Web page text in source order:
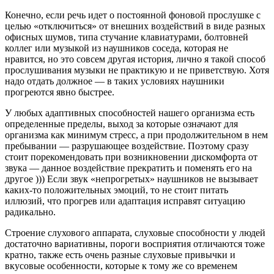
Конечно, если речь идет о постоянной фоновой прослушке с
целью «отключиться» от внешних воздействий в виде разных
офисных шумов, типа стучание клавиатурами, болтовней
коллег или музыкой из наушников соседа, которая не
нравится, но это совсем другая история, лично я такой способ
прослушивания музыки не практикую и не приветствую. Хотя
надо отдать должное — в таких условиях наушники
прогреются явно быстрее.
У любых адаптивных способностей нашего организма есть
определенные пределы, выход за которые означают для
организма как минимум стресс, а при продолжительном в нем
пребывании — разрушающее воздействие. Поэтому сразу
стоит порекомендовать при возникновении дискомфорта от
звука — данное воздействие прекратить и поменять его на
другое ))) Если звук «непрогретых» наушников не вызывает
каких-то положительных эмоций, то не стоит питать
иллюзий, что прогрев или адаптация исправят ситуацию
радикально.
Строение слухового аппарата, слуховые способности у людей
достаточно вариативны, пороги восприятия отличаются тоже
кратно, также есть очень разные слуховые привычки и
вкусовые особенности, которые к тому же со временем